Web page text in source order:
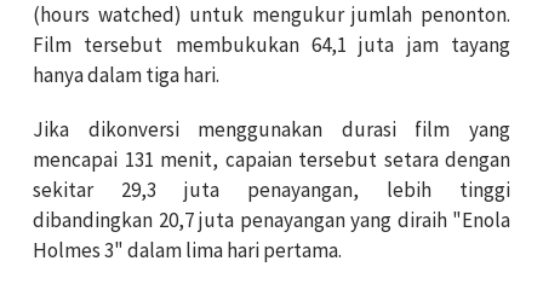
(hours watched) untuk mengukur jumlah penonton.
Film tersebut membukukan 64,1 juta jam tayang
hanya dalam tiga hari.
Jika dikonversi menggunakan durasi film yang
mencapai 131 menit, capaian tersebut setara dengan
sekitar 29,3 juta penayangan, lebih tinggi
dibandingkan 20,7 juta penayangan yang diraih "Enola
Holmes 3" dalam lima hari pertama.